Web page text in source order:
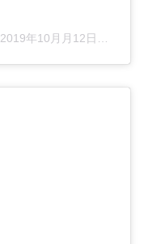
2019年10月月12日午後11時11分PDT